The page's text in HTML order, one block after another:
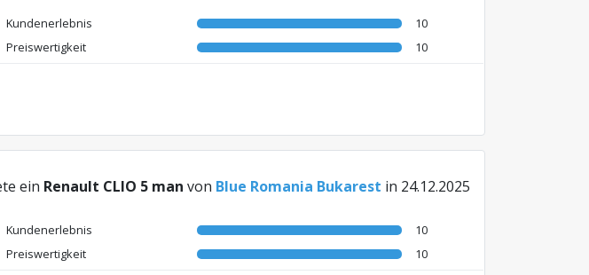
Kundenerlebnis
10
Preiswertigkeit 10
ein Renault CLIO 5 man von Blue Romania Bukarest in 24.12.2025
Kundenerlebnis
10
Preiswertigkeit 10